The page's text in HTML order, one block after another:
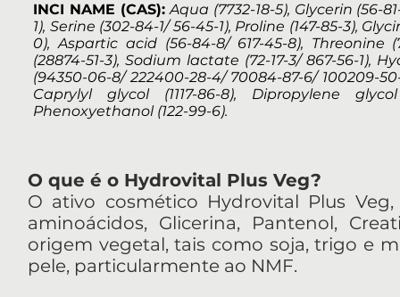
INCI NAME (CAS): Aqua (7732-18-5), Glycerin (56-
1), Serine (302-84-1/ 56-45-1), Proline (147-85-3),
0), Aspartic acid (56-84-8/ 617-45-8), Threonine
(28874-51-3), Sodium lactate (72-17-3/ 867-56-1),
(94350-06-8/ 222400-28-4/ 70084-87-6/ 100209-
Caprylyl glycol (1117-86-8), Dipropylene
Phenoxyethanol (122-99-6).
O que é o Hydrovital Plus Veg?
O ativo cosmético Hydrovital Plus
aminoácidos, Glicerina, Pantenol,
origem vegetal, tais como soja, trigo e
pele, particularmente ao NMF.